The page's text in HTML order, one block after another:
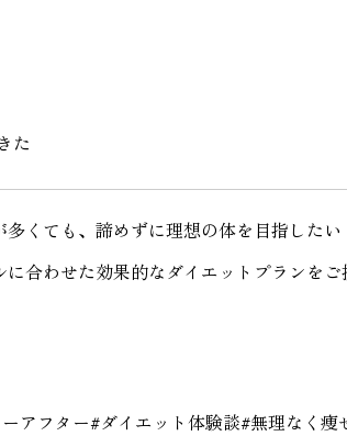
た
くても、諦めずに理想の体を目指した
合わせた効果的なダイエットプランをご
アフター#ダイエット体験談#無理なく